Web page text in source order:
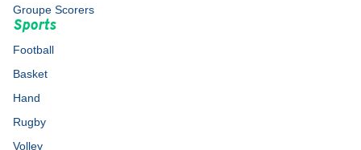
Groupe Scorers
Sports
Football
Basket
Hand
Rugby
Volley